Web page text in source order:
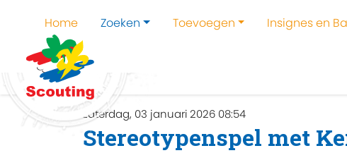
Home Zoeken Toevoegen Insignes en
Home
zaterdag, 03 januari 2026 08:54
Stereotypenspel met